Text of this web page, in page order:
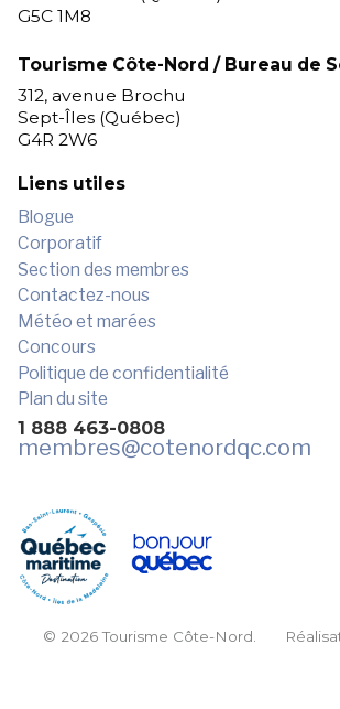
G5C 1M8
Tourisme Côte-Nord / Bureau de
312, avenue Brochu
Sept-Îles (Québec)
G4R 2W6
Liens utiles
Blogue
Corporatif
Section des membres
Contactez-nous
Météo et marées
Concours
Politique de confidentialité
Plan du site
1 888 463-0808
membres@cotenordqc.com
© 2026 Tourisme Côte-Nord.